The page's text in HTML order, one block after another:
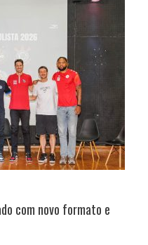
com novo formato e